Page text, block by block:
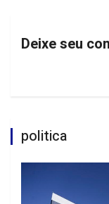
Deixe seu
politica